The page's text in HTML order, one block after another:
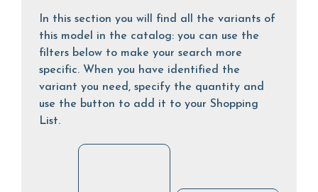
In this section you will find all the variants of
this model in the catalog: you can use the
filters below to make your search more
specific. When you have identified the
variant you need, specify the quantity and
use the button to add it to your Shopping
List.